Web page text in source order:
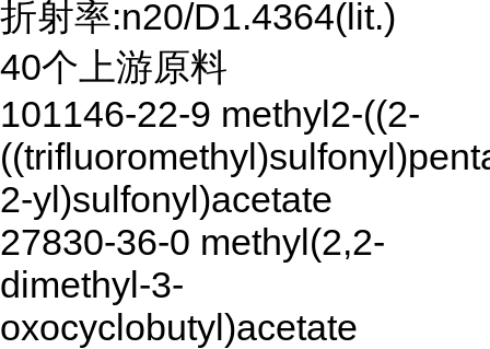
折射率:n20/D1.4364(lit.)
40个上游原料
101146-22-9 methyl2-((2-
2-yl)sulfonyl)acetate
27830-36-0 methyl(2,2-
dimethyl-3-
oxocyclobutyl)acetate